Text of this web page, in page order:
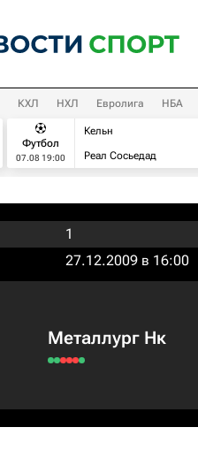
КХЛ НХЛ Евролига НБА
Футбол
07.08 19:00
Кельн
Реал Сосьедад
1
27.12.2009 в 16:00
Металлург Нк